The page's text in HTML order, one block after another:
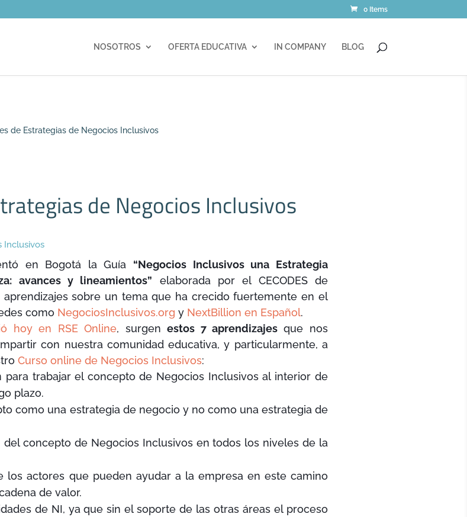
0 Items
NOSOTROS OFERTA EDUCATIVA IN COMPANY BLOG
de Estrategias de Negocios Inclusivos
de Negocios Inclusivos
Inclusivos
en Bogotá la Guía “Negocios Inclusivos una Estrategia
avances y lineamientos” elaborada por el CECODES de
aprendizajes sobre un tema que ha crecido fuertemente en el
como NegociosInclusivos.org y NextBillion en Español.
hoy en RSE Online, surgenestos 7 aprendizajesque nos
con nuestra comunidad educativa, y particularmente, a
Curso online de Negocios Inclusivos:
trabajar el concepto de Negocios Inclusivos al interior de
plazo.
como una estrategia de negocio y no como una estrategia de
concepto de Negocios Inclusivos en todos los niveles de la
los actores que pueden ayudar a la empresa en este camino
de valor.
de NI, ya que sin el soporte de las otras áreas el proceso